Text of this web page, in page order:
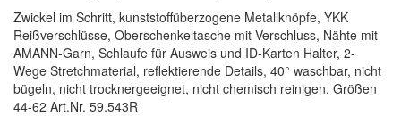
Zwickel im Schritt, kunststoffüberzogene Metallknöpfe, YKK
Reißverschlüsse, Oberschenkeltasche mit Verschluss, Nähte mit
AMANN-Garn, Schlaufe für Ausweis und ID-Karten Halter, 2-
Wege Stretchmaterial, reflektierende Details, 40° waschbar, nicht
bügeln, nicht trocknergeeignet, nicht chemisch reinigen, Größen
44-62 Art.Nr. 59.543R